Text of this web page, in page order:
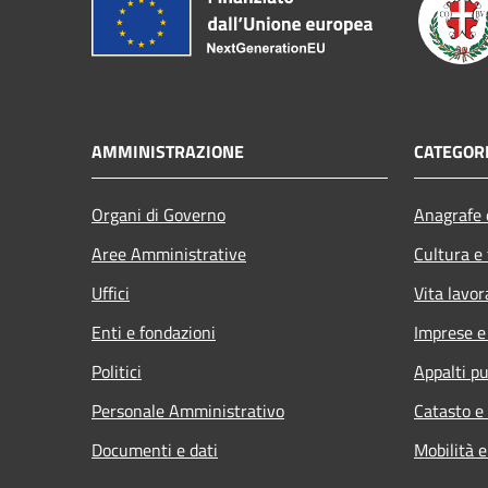
AMMINISTRAZIONE
Organi di Governo
Aree Amministrative
Uffici
Enti e fondazioni
Politici
Personale Amministrativo
Documenti e dati
Cultura
Vita
Imprese
Appalti
Catasto
Mobilità